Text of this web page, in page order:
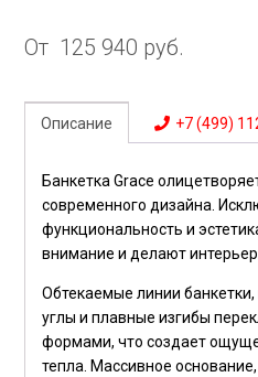
От 125 940 руб.
Описание +7 (499)
Банкетка Grace
современного дизайна.
функциональность и
внимание и делают
Обтекаемые линии
углы и плавные изгибы
формами, что создает
тепла. Массивное